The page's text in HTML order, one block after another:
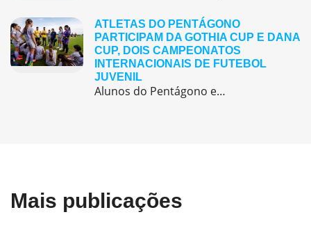
ATLETAS DO PENTÁGONO
PARTICIPAM DA GOTHIA CUP E DANA
CUP, DOIS CAMPEONATOS
INTERNACIONAIS DE FUTEBOL
JUVENIL
Alunos do Pentágono embarcaram para a Europa, onde participaram de duas das maiores competições internacionais de futebol juvenil
Mais publicações